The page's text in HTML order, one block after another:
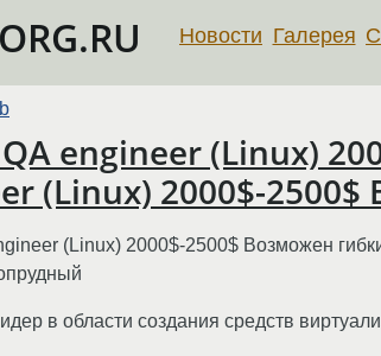
Новости Галерея
engineer (Linux)
(Linux) 2000$-
(Linux) 2000$-2500$ Возможен
в области создания средств